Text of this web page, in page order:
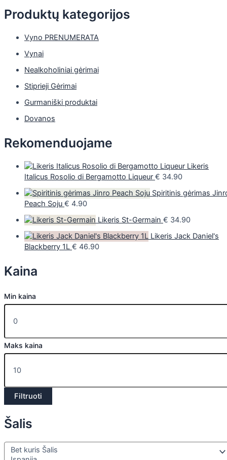
Produktų kategorijos
Vyno PRENUMERATA
Vynai
Nealkoholiniai gėrimai
Stiprieji Gėrimai
Gurmaniški produktai
Dovanos
Rekomenduojame
Likeris
Italicus Rosolio di Bergamotto Liqueur € 34.90
Spiritinis gėrimas
Peach Soju € 4.90
Likeris St-Germain € 34.90
Likeris Jack Daniel's
Blackberry 1L € 46.90
Kaina
Min kaina
Maks kaina
Filtruoti
Šalis